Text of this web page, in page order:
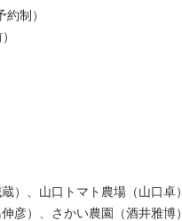
制）
）、山口トマト農場（山口卓）
彦）、さかい農園（酒井雅博）